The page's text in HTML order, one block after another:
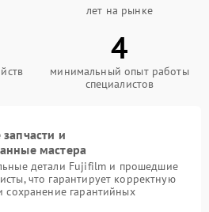
лет на рынке
4
минимальный опыт работы
специалистов
и
мастера
детали Fujifilm и прошедшие
что гарантирует корректную
сохранение гарантийных